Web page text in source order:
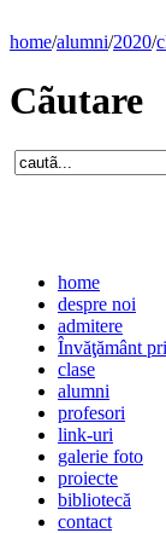
home/alumni/2020/
Cãutare
home
despre noi
admitere
Învăţământ
clase
alumni
profesori
link-uri
galerie foto
proiecte
bibliotecă
contact